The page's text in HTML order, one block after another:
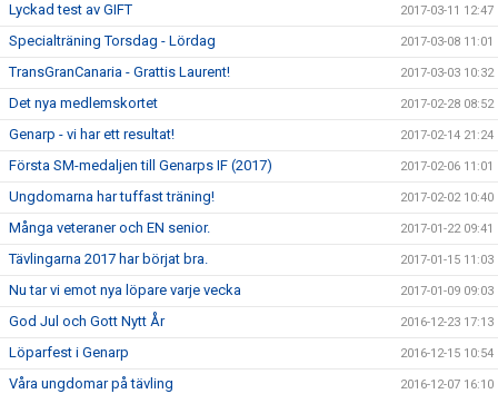
Lyckad test av GIFT 2017-03-11 12:47
Specialträning Torsdag - Lördag 2017-03-08 11:01
TransGranCanaria - Grattis Laurent! 2017-03-03 10:32
Det nya medlemskortet 2017-02-28 08:52
Genarp - vi har ett resultat! 2017-02-14 21:24
Första SM-medaljen till Genarps IF (2017) 2017-02-06 11:01
Ungdomarna har tuffast träning! 2017-02-02 10:40
Många veteraner och EN senior. 2017-01-22 09:41
Tävlingarna 2017 har börjat bra. 2017-01-15 11:03
Nu tar vi emot nya löpare varje vecka 2017-01-09 09:03
God Jul och Gott Nytt År 2016-12-23 17:13
Löparfest i Genarp 2016-12-15 10:54
Våra ungdomar på tävling 2016-12-07 16:10